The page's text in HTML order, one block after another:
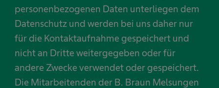
personenbezogenen Daten unterliegen dem
Datenschutz und werden bei uns daher nur
für die Kontaktaufnahme gespeichert und
nicht an Dritte weitergegeben oder für
andere Zwecke verwendet oder gespeichert.
Die Mitarbeitenden der B. Braun Melsungen